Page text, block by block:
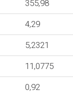
355,98
4,29
5,2321
11,0775
0,92